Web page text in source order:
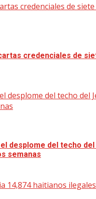
credenciales de
credenciales de
desplome del techo del
desplome del techo
semanas
14,874 haitianos